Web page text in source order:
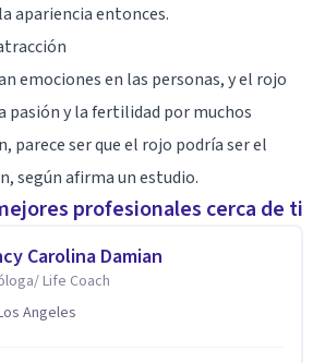
apariencia entonces.
emociones en las personas, y el rojo
pasión y la fertilidad por muchos
parece ser que el rojo podría ser el
según afirma un estudio.
profesionales cerca de ti
Carolina Damian
Life Coach
Angeles